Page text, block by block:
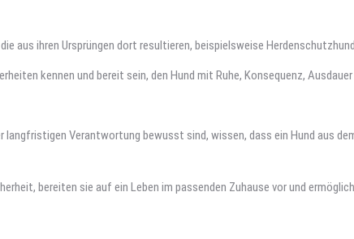
aus ihren Ursprüngen dort resultieren, beispielsweise
kennen und bereit sein, den Hund mit Ruhe, Konsequenz,
langfristigen Verantwortung bewusst sind, wissen, dass ein Hund aus
bereiten sie auf ein Leben im passenden Zuhause vor und